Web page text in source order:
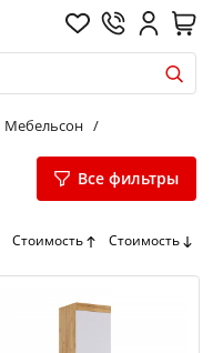
Мебельсон
Все фильтры
Стоимость Стоимость